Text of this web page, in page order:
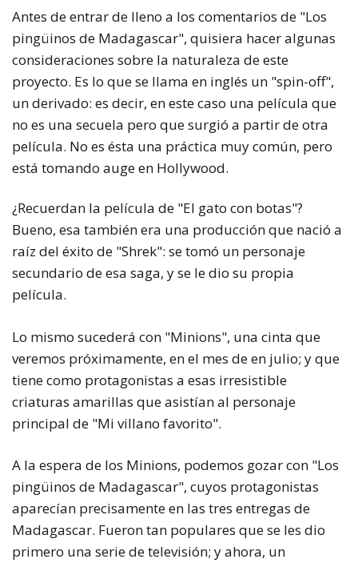
Antes de entrar de lleno a los comentarios de "Los
pingüinos de Madagascar", quisiera hacer algunas
consideraciones sobre la naturaleza de este
proyecto. Es lo que se llama en inglés un "spin-off",
un derivado: es decir, en este caso una película que
no es una secuela pero que surgió a partir de otra
película. No es ésta una práctica muy común, pero
está tomando auge en Hollywood.
¿Recuerdan la película de "El gato con botas"?
Bueno, esa también era una producción que nació a
raíz del éxito de "Shrek": se tomó un personaje
secundario de esa saga, y se le dio su propia
película.
Lo mismo sucederá con "Minions", una cinta que
veremos próximamente, en el mes de en julio; y que
tiene como protagonistas a esas irresistible
criaturas amarillas que asistían al personaje
principal de "Mi villano favorito".
A la espera de los Minions, podemos gozar con "Los
pingüinos de Madagascar", cuyos protagonistas
aparecían precisamente en las tres entregas de
Madagascar. Fueron tan populares que se les dio
primero una serie de televisión; y ahora, un